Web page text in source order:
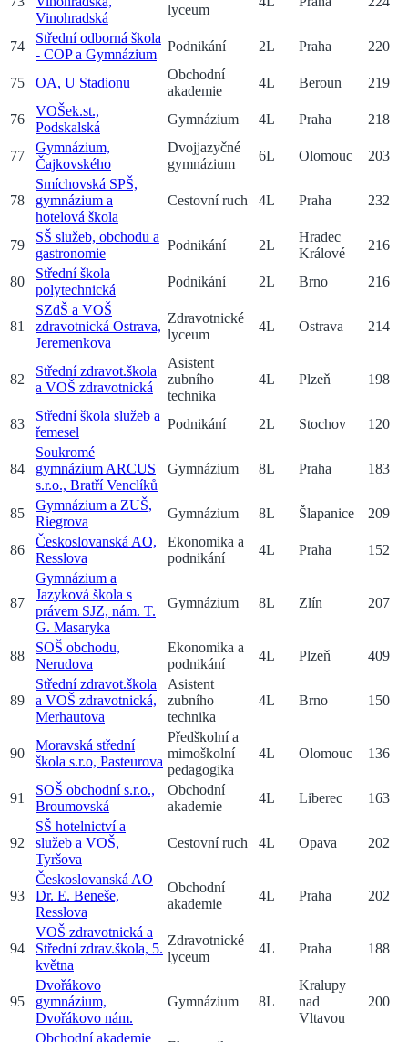
Vinohradská
lyceum
74
Střední odborná škola
- COP a Gymnázium
Podnikání 2L Praha 220
75 OA, U Stadionu
Obchodní
akademie
4L Beroun 219
76
VOŠek.st.,
Podskalská
Gymnázium 4L Praha 218
77
Gymnázium,
Čajkovského
Dvojjazyčné
gymnázium
6L Olomouc 203
78
Smíchovská SPŠ,
gymnázium a
hotelová škola
Cestovní ruch 4L Praha 232
79
SŠ služeb, obchodu a
gastronomie
Podnikání 2L
Hradec
Králové
216
80
Střední škola
polytechnická
Podnikání 2L Brno 216
81
SZdŠ a VOŠ
zdravotnická Ostrava,
Jeremenkova
Zdravotnické
lyceum
4L Ostrava 214
82
Střední zdravot.škola
a VOŠ zdravotnická
Asistent
zubního
technika
4L Plzeň 198
83
Střední škola služeb a
řemesel
Podnikání 2L Stochov 120
84
Soukromé
gymnázium ARCUS
s.r.o., Bratří Venclíků
Gymnázium 8L Praha 183
85
Gymnázium a ZUŠ,
Riegrova
Gymnázium 8L Šlapanice 209
86
Českoslovanská AO,
Resslova
Ekonomika a
podnikání
4L Praha 152
87
Gymnázium a
Jazyková škola s
právem SJZ, nám. T.
G. Masaryka
Gymnázium 8L Zlín 207
88
SOŠ obchodu,
Nerudova
Ekonomika a
podnikání
4L Plzeň 409
89
Střední zdravot.škola
a VOŠ zdravotnická,
Merhautova
Asistent
zubního
technika
4L Brno 150
90
Moravská střední
škola s.r.o, Pasteurova
Předškolní a
mimoškolní
pedagogika
4L Olomouc 136
91
SOŠ obchodní s.r.o.,
Broumovská
Obchodní
akademie
4L Liberec 163
92
SŠ hotelnictví a
služeb a VOŠ,
Tyršova
Cestovní ruch 4L Opava 202
93
Českoslovanská AO
Dr. E. Beneše,
Resslova
Obchodní
akademie
4L Praha 202
94
VOŠ zdravotnická a
Střední zdrav.škola, 5.
května
Zdravotnické
lyceum
4L Praha 188
95
Dvořákovo
gymnázium,
Dvořákovo nám.
Gymnázium 8L
Kralupy
nad
Vltavou
200
Obchodní akademie